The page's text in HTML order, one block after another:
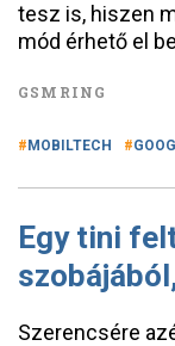
tesz is, hiszen
mód érhető el be
GSMRING
MOBILTECH
Egy tini
Szerencsére